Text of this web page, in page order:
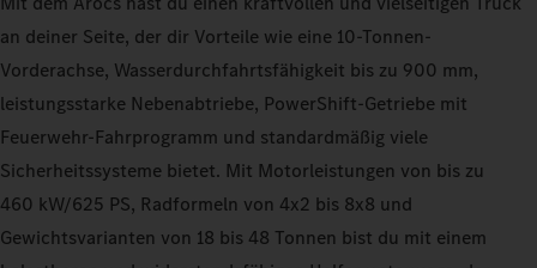
an deiner Seite, der dir Vorteile wie eine 10‑Tonnen-
Vorderachse, Wasserdurchfahrtsfähigkeit bis zu 900 mm,
leistungsstarke Nebenabtriebe, PowerShift-Getriebe mit
Feuerwehr-Fahrprogramm und standardmäßig viele
Sicherheitssysteme bietet. Mit Motorleistungen von bis zu
460 kW/625 PS, Radformeln von 4x2 bis 8x8 und
Gewichtsvarianten von 18 bis 48 Tonnen bist du mit einem